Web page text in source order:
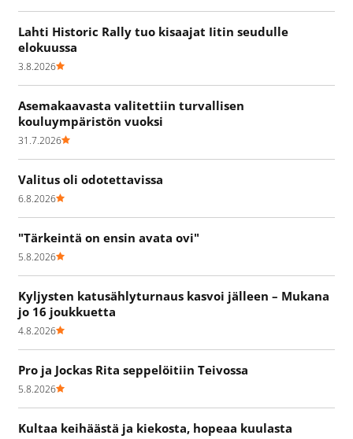
Lahti Historic Rally tuo kisaajat Iitin seudulle
elokuussa
3.8.2026
Asemakaavasta valitettiin turvallisen
kouluympäristön vuoksi
31.7.2026
Valitus oli odotettavissa
6.8.2026
"Tärkeintä on ensin avata ovi"
5.8.2026
Kyljysten katusählyturnaus kasvoi jälleen – Mukana
jo 16 joukkuetta
4.8.2026
Pro ja Jockas Rita seppelöitiin Teivossa
5.8.2026
Kultaa keihäästä ja kiekosta, hopeaa kuulasta